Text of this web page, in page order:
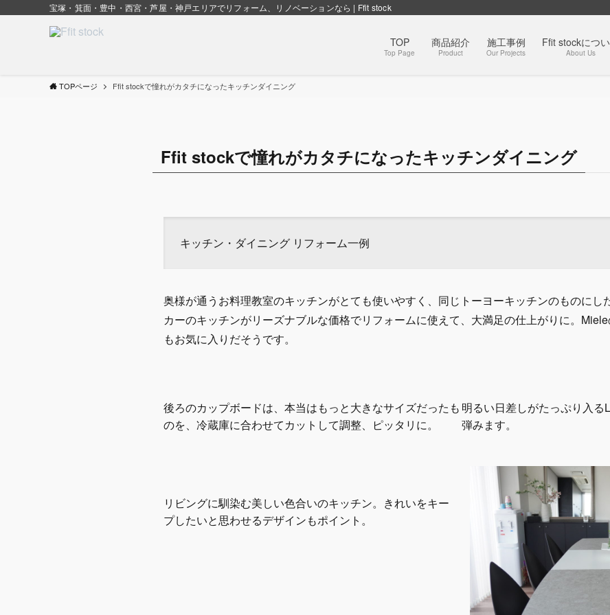
宝塚・箕面・豊中・西宮・芦屋・神戸エリアでリフォーム、リノベーションなら | Ffit stock
TOP
Top Page
商品紹介
Product
施工事例
Our Projects
Ffit stockにつ
About Us
TOPページ Ffit stockで憧れがカタチになったキッチンダイニング
Ffit stockで憧れがカタチになったキッチンダイニング
キッチン・ダイニング リフォーム一例
奥様が通うお料理教室のキッチンがとても使いやすく、同じトーヨーキッチンのものにし
カーのキッチンがリーズナブルな価格でリフォームに使えて、大満足の仕上がりに。
もお気に入りだそうです。
後ろのカップボードは、本当はもっと大きなサイズだったも
のを、冷蔵庫に合わせてカットして調整、ピッタリに。
明るい日差しがたっぷり入
弾みます。
リビングに馴染む美しい色合いのキッチン。きれいをキー
プしたいと思わせるデザインもポイント。